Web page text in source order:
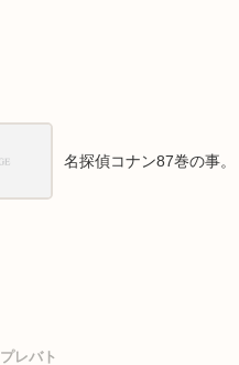
名探偵コナン87巻の事。
プレバト